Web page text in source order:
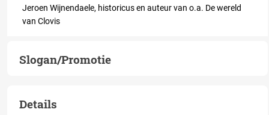
Jeroen Wijnendaele, historicus en auteur van o.a. De wereld
van Clovis
Slogan/Promotie
Details